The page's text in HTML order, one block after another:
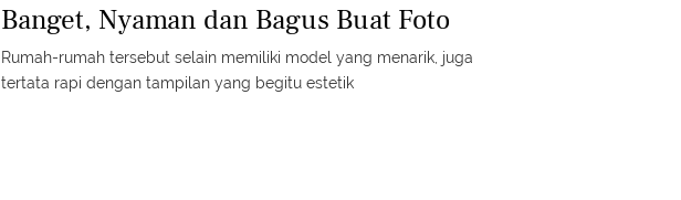
Banget, Nyaman dan Bagus Buat Foto
Rumah-rumah tersebut selain memiliki model yang menarik, juga
tertata rapi dengan tampilan yang begitu estetik